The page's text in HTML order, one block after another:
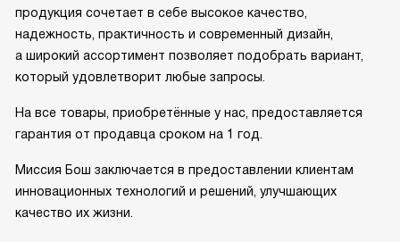
продукция сочетает в себе высокое качество,
надежность, практичность и современный дизайн,
а широкий ассортимент позволяет подобрать вариант,
который удовлетворит любые запросы.
На все товары, приобретённые у нас, предоставляется
гарантия от продавца сроком на 1 год.
Миссия Бош заключается в предоставлении клиентам
инновационных технологий и решений, улучшающих
качество их жизни.